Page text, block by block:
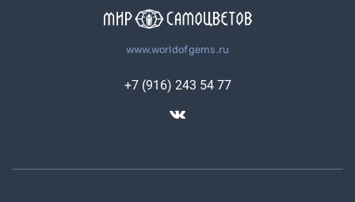
www.worldofgems.ru
+7 (916) 243 54 77